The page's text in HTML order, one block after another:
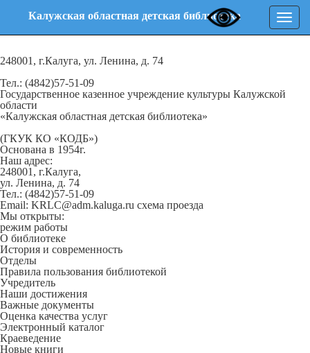
Калужская областная детская библиотека
248001, г.Калуга, ул. Ленина, д. 74
Тел.: (4842)57-51-09
Государственное казенное учреждение культуры Калужской
области
«Калужская областная детская библиотека»
(ГКУК КО «КОДБ»)
Основана в 1954г.
Наш адрес:
248001, г.Калуга,
ул. Ленина, д. 74
Тел.: (4842)57-51-09
Email: KRLC@adm.kaluga.ru схема проезда
Мы открыты:
режим работы
О библиотеке
История и современность
Отделы
Правила пользования библиотекой
Учредитель
Наши достижения
Важные документы
Оценка качества услуг
Электронный каталог
Краеведение
Новые книги